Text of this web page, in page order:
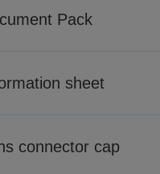
Pack
sheet
connector cap